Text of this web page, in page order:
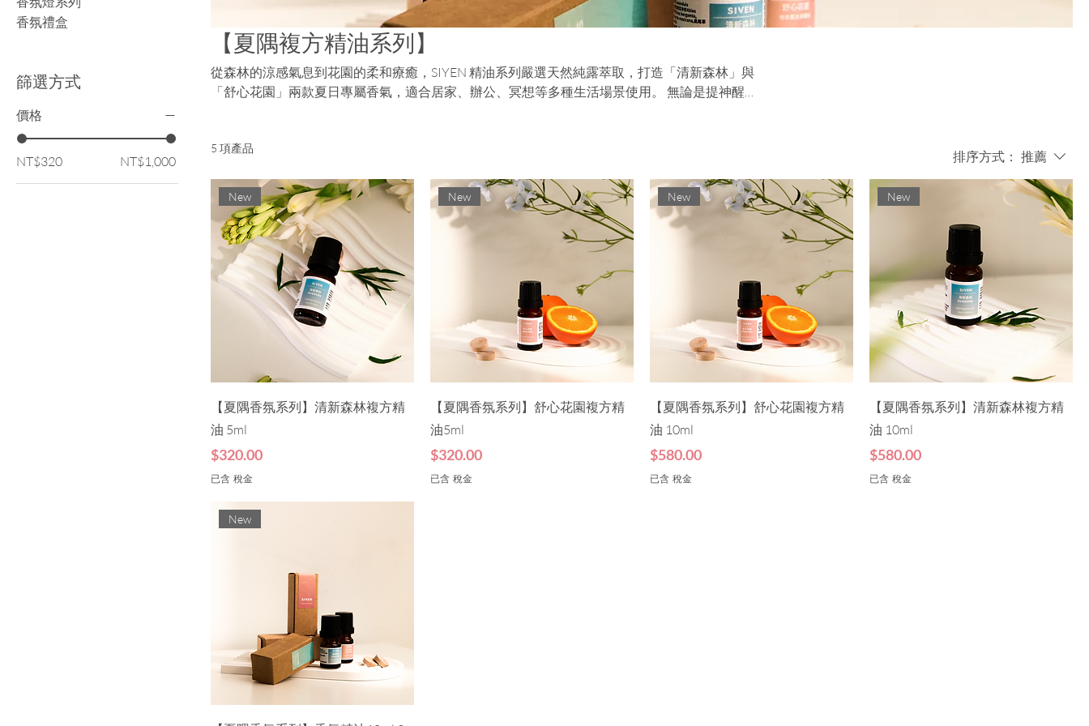
香氛禮盒
篩選方式
價格
NT$320 NT$1,000
【夏隅複方精油系列】
從森林的涼感氣息到花園的柔和療癒，SIYEN 精油系列嚴選天然純露萃取，打造「清新森林」與
「舒心花園」兩款夏日專屬香氣，適合居家、辦公、冥想等多種生活場景使用。 無論是提神醒
5 項產品
排序方式： 推薦
New
【夏隅香氛系列】清新森林複方精
油 5ml
價格
$320.00
已含 稅金
New
【夏隅香氛系列】舒心花園複方精
油5ml
價格
$320.00
已含 稅金
New
【夏隅香氛系列】舒心花園複方精
油 10ml
價格
$580.00
已含 稅金
New
【夏隅香氛系列】清新森林複方精
油 10ml
價格
$580.00
已含 稅金
New